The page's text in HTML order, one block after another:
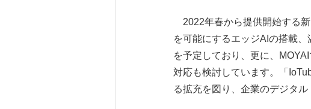
2022年春から提供開始する
を可能にするエッジAIの搭載
を予定しており、更に、
対応も検討しています。「
る拡充を図り、企業のデジタ